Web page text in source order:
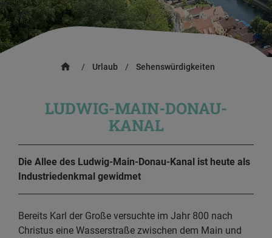
Sehenswürdigkeiten
/
Urlaub
/
LUDWIG-MAIN-DONAU-
KANAL
Die Allee des Ludwig-Main-Donau-Kanal ist heute als
Industriedenkmal gewidmet
Bereits Karl der Große versuchte im Jahr 800 nach
Christus eine Wasserstraße zwischen dem Main und